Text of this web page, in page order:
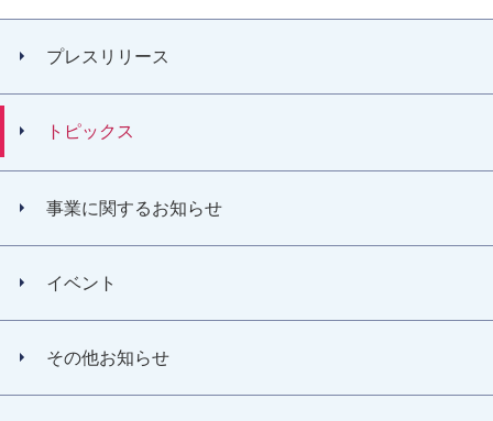
プレスリリース
トピックス
事業に関するお知らせ
イベント
その他お知らせ